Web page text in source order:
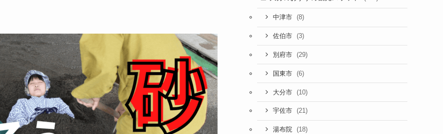
中津市 (8)
佐伯市 (3)
別府市 (29)
国東市 (6)
大分市 (10)
宇佐市 (21)
湯布院 (18)